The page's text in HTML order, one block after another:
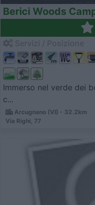
Berici Woods
Immerso nel verde dei
c...
Arcugnano (VI) - 32.2km
Via Righi, 77